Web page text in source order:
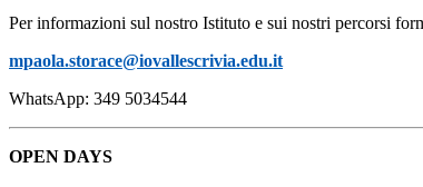
Per informazioni sul nostro Istituto e sui nostri percorsi
mpaola.storace@iovallescrivia.edu.it
WhatsApp: 349 5034544
OPEN DAYS